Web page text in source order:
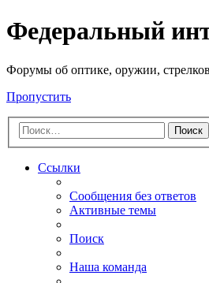
Федеральный
Форумы об оптике, оружии,
Пропустить
Поиск
Ссылки
Сообщения без ответов
Активные темы
Поиск
Наша команда